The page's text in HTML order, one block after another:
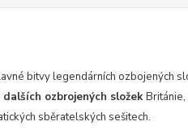
bitvy legendárních ozbojených
dalších ozbrojených složek
sběratelských sešitech.